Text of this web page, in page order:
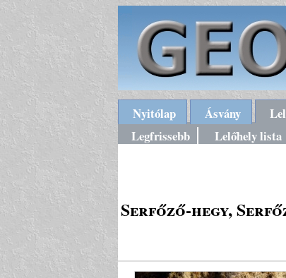
Nyitólap Ásvány
Legfrissebb
Lelőhely lista
Serfőző-hegy,